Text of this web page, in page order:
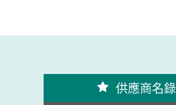
供應商名錄